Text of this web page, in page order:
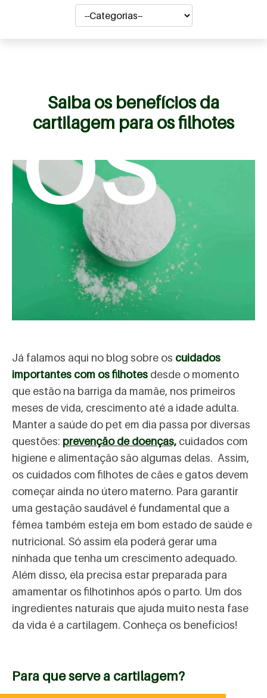
Saiba os benefícios da
cartilagem para os filhotes
Já falamos aqui no blog sobre os cuidados
importantes com os filhotes desde o momento
que estão na barriga da mamãe, nos primeiros
meses de vida, crescimento até a idade adulta.
Manter a saúde do pet em dia passa por diversas
questões: prevenção de doenças, cuidados com
higiene e alimentação são algumas delas. Assim,
os cuidados com filhotes de cães e gatos devem
começar ainda no útero materno. Para garantir
uma gestação saudável é fundamental que a
fêmea também esteja em bom estado de saúde e
nutricional. Só assim ela poderá gerar uma
ninhada que tenha um crescimento adequado.
Além disso, ela precisa estar preparada para
amamentar os filhotinhos após o parto. Um dos
ingredientes naturais que ajuda muito nesta fase
da vida é a cartilagem. Conheça os benefícios!
Para que serve a cartilagem?